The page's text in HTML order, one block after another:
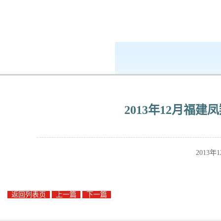
2013年12月福建
2013年
返回列表页 上一篇 下一篇